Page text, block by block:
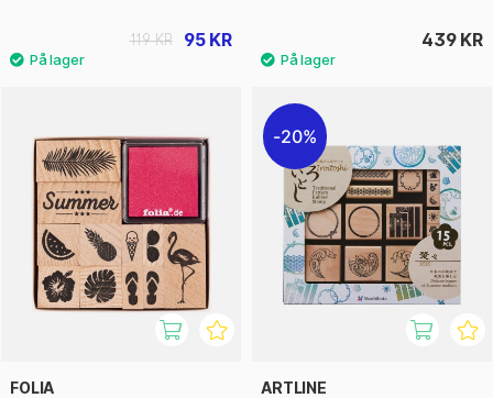
95 KR
119 KR 439 KR
FOLIA
20%
ARTLINE